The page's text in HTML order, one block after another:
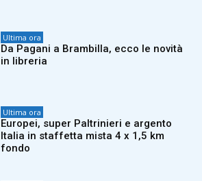
Ultima ora
Da Pagani a Brambilla, ecco le novità
in libreria
Ultima ora
Europei, super Paltrinieri e argento
Italia in staffetta mista 4 x 1,5 km
fondo